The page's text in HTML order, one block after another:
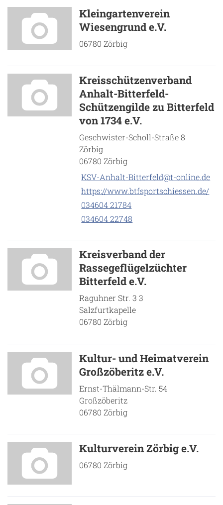
Kleingartenverein
Wiesengrund e.V.
06780 Zörbig
Kreisschützenverband
Anhalt-Bitterfeld-
Schützengilde zu Bitterfeld
von 1734 e.V.
Geschwister-Scholl-Straße 8
Zörbig
06780 Zörbig
KSV-Anhalt-Bitterfeld@t-online.de
https://www.btfsportschiessen.de/
034604 21784
034604 22748
Kreisverband der
Rassegeflügelzüchter
Bitterfeld e.V.
Raguhner Str. 3 3
Salzfurtkapelle
06780 Zörbig
Kultur- und Heimatverein
Großzöberitz e.V.
Ernst-Thälmann-Str. 54
Großzöberitz
06780 Zörbig
Kulturverein Zörbig e.V.
06780 Zörbig